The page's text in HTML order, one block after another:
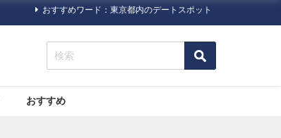
おすすめワード：東京都内のデートスポット
おすすめ